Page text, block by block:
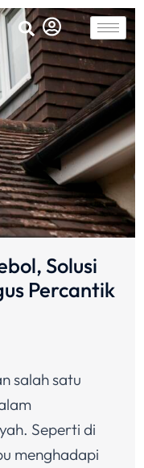
Solusi
Percantik
salah satu
Seperti di
menghadapi